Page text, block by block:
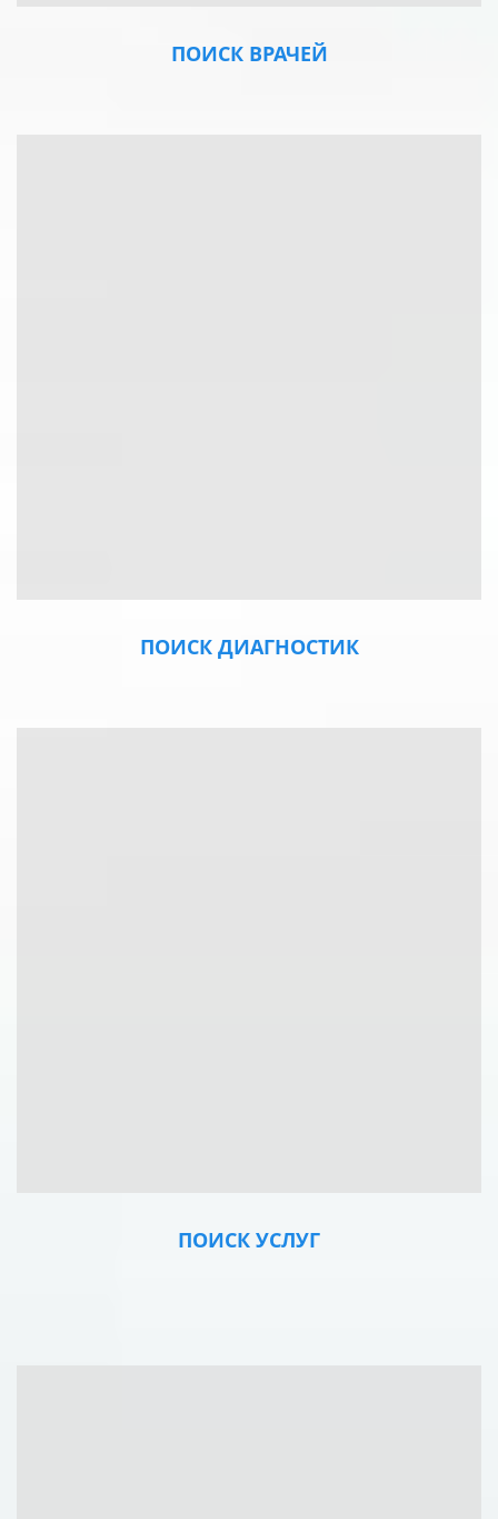
ПОИСК ВРАЧЕЙ
ПОИСК ДИАГНОСТИК
ПОИСК УСЛУГ